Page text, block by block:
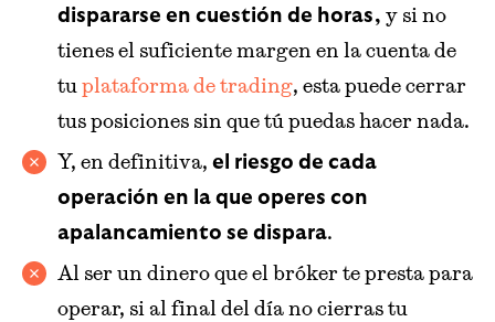
dispararse en cuestión de horas, y si no
tienes el suficiente margen en la cuenta de
tuplataforma de trading, esta puede cerrar
tus posiciones sin que tú puedas hacer nada.
Y, en definitiva, el riesgo de cada
operación en la que operes con
apalancamiento se dispara.
Al ser un dinero que el bróker te presta para
operar, si al final del día no cierras tu